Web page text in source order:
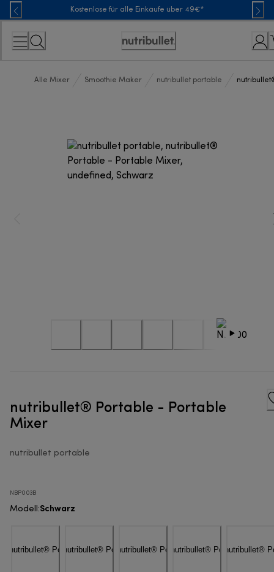
Skip
to
Content
Kostenlose für alle Einkäufe über 49€*
Erklärung
Zugänglichkeit
Alle Mixer Smoothie Maker nutribullet portable
nutribullet® Portable - Portable
Mixer
nutribullet portable
NBP003B
Modell :Schwarz